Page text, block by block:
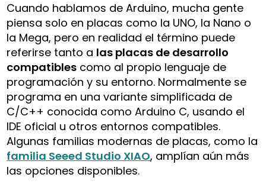
Cuando hablamos de Arduino, mucha gente
piensa solo en placas como la UNO, la Nano o
la Mega, pero en realidad el término puede
referirse tanto a las placas de desarrollo
compatibles como al propio lenguaje de
programación y su entorno. Normalmente se
programa en una variante simplificada de
C/C++ conocida como Arduino C, usando el
IDE oficial u otros entornos compatibles.
Algunas familias modernas de placas, como la
familia Seeed Studio XIAO, amplían aún más
las opciones disponibles.